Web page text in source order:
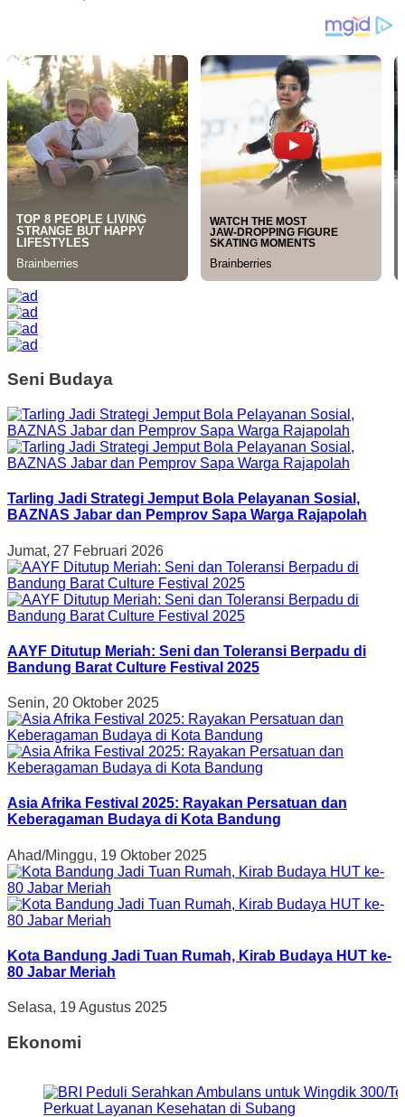
Seni Budaya
Tarling Jadi Strategi Jemput Bola Pelayanan Sosial,
BAZNAS Jabar dan Pemprov Sapa Warga Rajapolah
Jumat, 27 Februari 2026
AAYF Ditutup Meriah: Seni dan Toleransi Berpadu di
Bandung Barat Culture Festival 2025
Senin, 20 Oktober 2025
Asia Afrika Festival 2025: Rayakan Persatuan dan
Keberagaman Budaya di Kota Bandung
Ahad/Minggu, 19 Oktober 2025
Kota Bandung Jadi Tuan Rumah, Kirab Budaya HUT ke-
80 Jabar Meriah
Selasa, 19 Agustus 2025
Ekonomi